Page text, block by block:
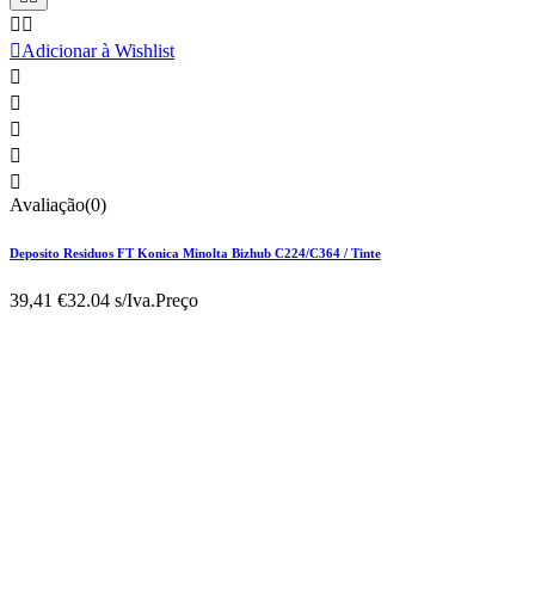
 
Adicionar à Wishlist





Avaliação(0)
Deposito Residuos FT Konica Minolta Bizhub C224/C364 / Tinte
39,41 €32.04 s/Iva.Preço